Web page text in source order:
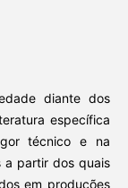
diante dos
específica
técnico e na
a partir dos quais
em produções